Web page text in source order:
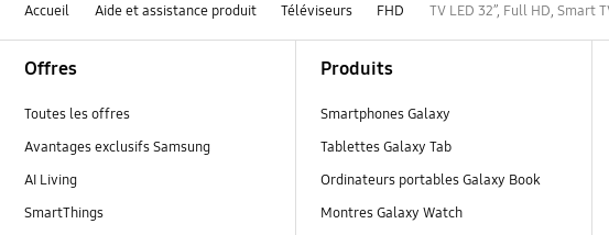
Accueil Aide et assistance produit Téléviseurs FHD TV LED 32’’, Full HD, Smart
Offres
Toutes les offres
Avantages exclusifs Samsung
AI Living
SmartThings
Produits
Smartphones Galaxy
Tablettes Galaxy Tab
Ordinateurs portables Galaxy Book
Montres Galaxy Watch